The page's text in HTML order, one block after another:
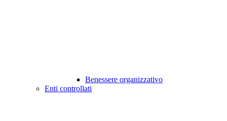
Benessere organizzativo
Enti controllati